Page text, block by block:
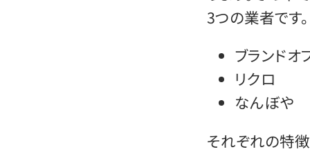
3つの業者です。
ブランドオ
リクロ
なんぼや
それぞれの特徴